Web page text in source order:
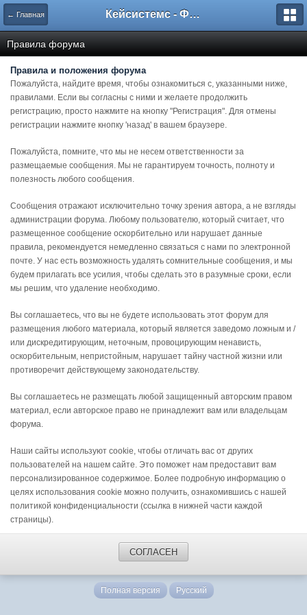
← Главная Кейсистемс - Форумы
Правила форума
Правила и положения форума
Пожалуйста, найдите время, чтобы ознакомиться с, указанными ниже,
правилами. Если вы согласны с ними и желаете продолжить
регистрацию, просто нажмите на кнопку "Регистрация". Для отмены
регистрации нажмите кнопку 'назад' в вашем браузере.
Пожалуйста, помните, что мы не несем ответственности за
размещаемые сообщения. Мы не гарантируем точность, полноту и
полезность любого сообщения.
Сообщения отражают исключительно точку зрения автора, а не взгляды
администрации форума. Любому пользователю, который считает, что
размещенное сообщение оскорбительно или нарушает данные
правила, рекомендуется немедленно связаться с нами по электронной
почте. У нас есть возможность удалять сомнительные сообщения, и мы
будем прилагать все усилия, чтобы сделать это в разумные сроки, если
мы решим, что удаление необходимо.
Вы соглашаетесь, что вы не будете использовать этот форум для
размещения любого материала, который является заведомо ложным и /
или дискредитирующим, неточным, провоцирующим ненависть,
оскорбительным, непристойным, нарушает тайну частной жизни или
противоречит действующему законодательству.
Вы соглашаетесь не размещать любой защищенный авторским правом
материал, если авторское право не принадлежит вам или владельцам
форума.
Наши сайты используют cookie, чтобы отличать вас от других
пользователей на нашем сайте. Это поможет нам предоставит вам
персонализированное содержимое. Более подробную информацию о
целях использования cookie можно получить, ознакомившись с нашей
политикой конфиденциальности (ссылка в нижней части каждой
страницы).
СОГЛАСЕН
Полная версия Русский